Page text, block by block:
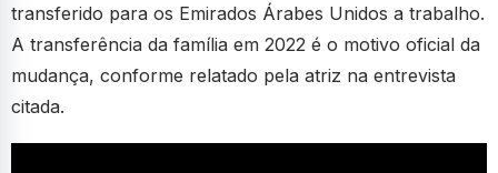
transferido para os Emirados Árabes Unidos a trabalho.
A transferência da família em 2022 é o motivo oficial da
mudança, conforme relatado pela atriz na entrevista
citada.